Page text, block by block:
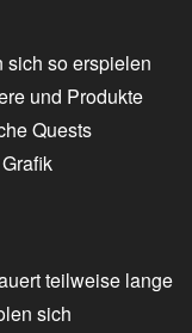
sich so erspielen
und Produkte
Quests
teilweise lange
sich